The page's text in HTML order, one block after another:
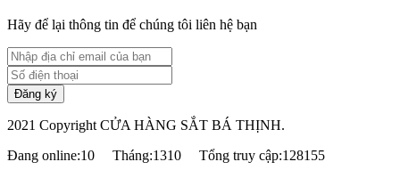
Hãy để lại thông tin để chúng tôi liên hệ bạn
2021 Copyright CỬA HÀNG SẮT BÁ THỊNH.
Đang online:10
Tháng:1310 Tổng truy cập:128155